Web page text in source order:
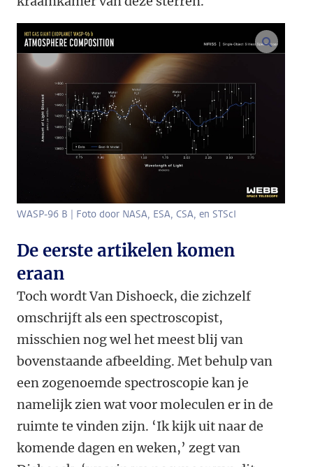
WASP-96 B | Foto door NASA, ESA, CSA, en STScI
De eerste artikelen komen
eraan
Toch wordt Van Dishoeck, die zichzelf
omschrijft als een spectroscopist,
misschien nog wel het meest blij van
bovenstaande afbeelding. Met behulp van
een zogenoemde spectroscopie kan je
namelijk zien wat voor moleculen er in de
ruimte te vinden zijn. ‘Ik kijk uit naar de
komende dagen en weken,’ zegt van